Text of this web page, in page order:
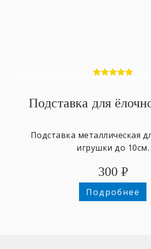
Подставка для
Подставка металлическая
игрушки до 10см.
300 ₽
Подробнее